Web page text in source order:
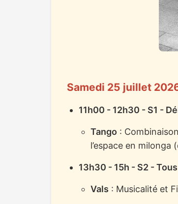
Samedi 25 juillet
11h00 - 12h30 - S1 -
Tango :
l’espace en
13h30 - 15h - S2 -
Vals : Musicalité et